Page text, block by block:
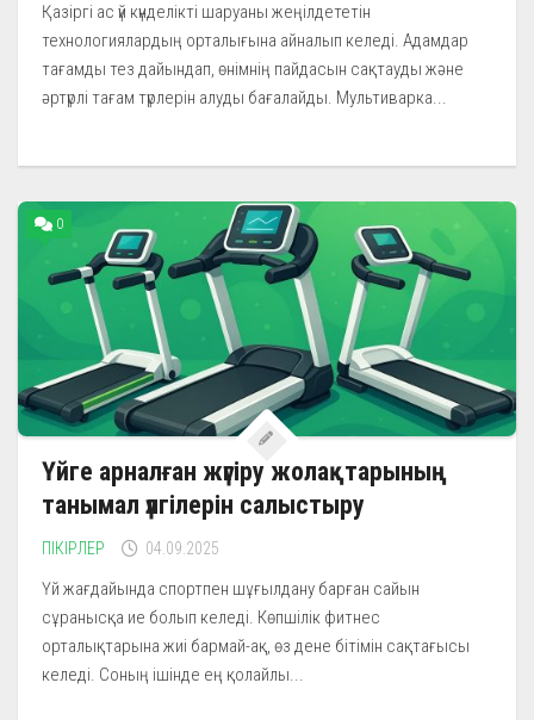
Қазіргі ас үй күнделікті шаруаны жеңілдететін
технологиялардың орталығына айналып келеді. Адамдар
тағамды тез дайындап, өнімнің пайдасын сақтауды және
әртүрлі тағам түрлерін алуды бағалайды. Мультиварка...
0
Үйге арналған жүгіру жолақтарының
танымал үлгілерін салыстыру
ПІКІРЛЕР 04.09.2025
Үй жағдайында спортпен шұғылдану барған сайын
сұранысқа ие болып келеді. Көпшілік фитнес
орталықтарына жиі бармай-ақ, өз дене бітімін сақтағысы
келеді. Соның ішінде ең қолайлы...